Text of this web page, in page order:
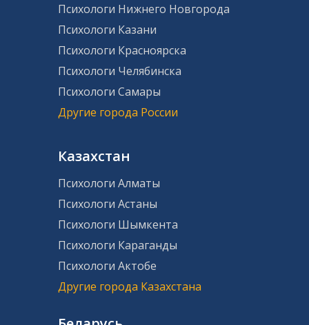
Психологи Нижнего Новгорода
Психологи Казани
Психологи Красноярска
Психологи Челябинска
Психологи Самары
Другие города России
Казахстан
Психологи Алматы
Психологи Астаны
Психологи Шымкента
Психологи Караганды
Психологи Актобе
Другие города Казахстана